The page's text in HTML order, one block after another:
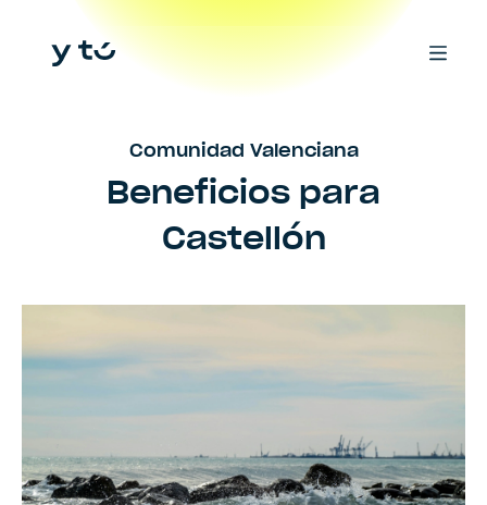
Comunidad Valenciana
Beneficios para
Castellón